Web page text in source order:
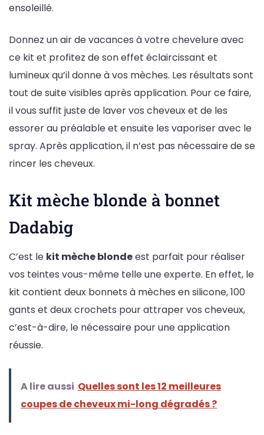
ensoleillé.
Donnez un air de vacances à votre chevelure avec
ce kit et profitez de son effet éclaircissant et
lumineux qu’il donne à vos mèches. Les résultats sont
tout de suite visibles après application. Pour ce faire,
il vous suffit juste de laver vos cheveux et de les
essorer au préalable et ensuite les vaporiser avec le
spray. Après application, il n’est pas nécessaire de se
rincer les cheveux.
Kit mèche blonde à bonnet
Dadabig
C’est le kit mèche blondeest parfait pour réaliser
vos teintes vous-même telle une experte. En effet, le
kit contient deux bonnets à mèches en silicone, 100
gants et deux crochets pour attraper vos cheveux,
c’est-à-dire, le nécessaire pour une application
réussie.
A lire aussi Quelles sont les 12 meilleures
coupes de cheveux mi-long dégradés ?